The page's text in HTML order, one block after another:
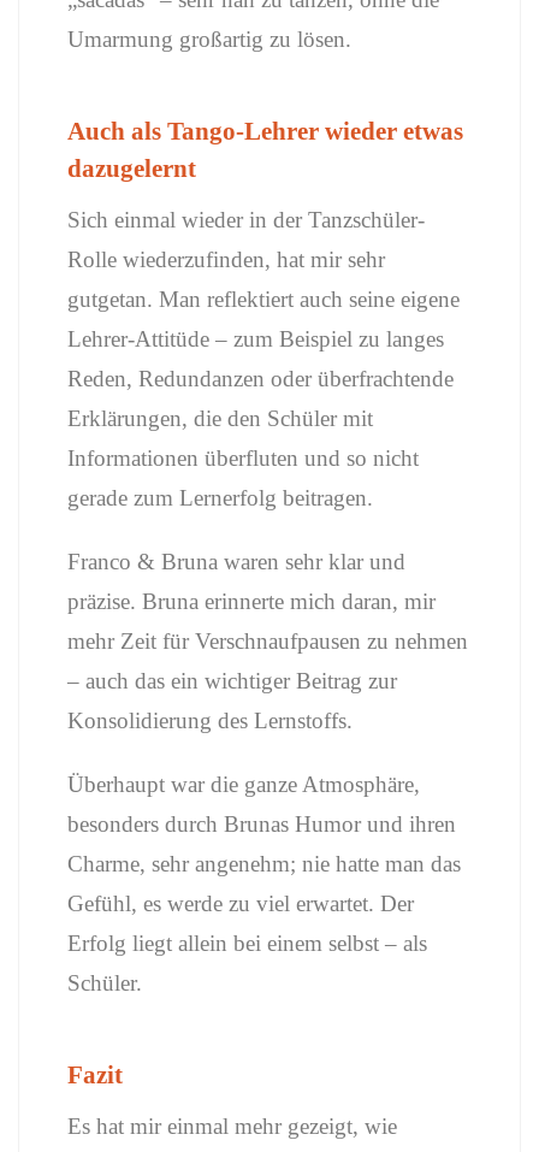
Umarmung großartig zu lösen.
Auch als Tango-Lehrer wieder etwas
dazugelernt
Sich einmal wieder in der Tanzschüler-
Rolle wiederzufinden, hat mir sehr
gutgetan. Man reflektiert auch seine eigene
Lehrer-Attitüde – zum Beispiel zu langes
Reden, Redundanzen oder überfrachtende
Erklärungen, die den Schüler mit
Informationen überfluten und so nicht
gerade zum Lernerfolg beitragen.
Franco & Bruna waren sehr klar und
präzise. Bruna erinnerte mich daran, mir
mehr Zeit für Verschnaufpausen zu nehmen
– auch das ein wichtiger Beitrag zur
Konsolidierung des Lernstoffs.
Überhaupt war die ganze Atmosphäre,
besonders durch Brunas Humor und ihren
Charme, sehr angenehm; nie hatte man das
Gefühl, es werde zu viel erwartet. Der
Erfolg liegt allein bei einem selbst – als
Schüler.
Fazit
Es hat mir einmal mehr gezeigt, wie